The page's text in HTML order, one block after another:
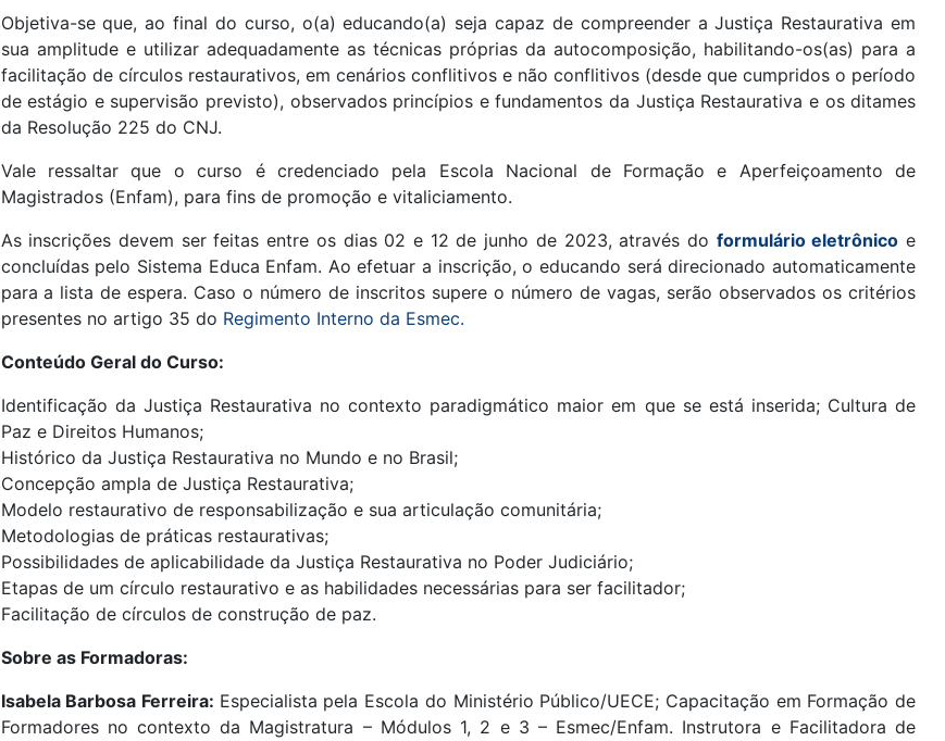
Objetiva-se que, ao final do curso, o(a) educando(a) seja capaz de compreender a Justiça Restaurativa em
sua amplitude e utilizar adequadamente as técnicas próprias da autocomposição, habilitando-os(as) para a
facilitação de círculos restaurativos, em cenários conflitivos e não conflitivos (desde que cumpridos o período
de estágio e supervisão previsto), observados princípios e fundamentos da Justiça Restaurativa e os ditames
da Resolução 225 do CNJ.
Vale ressaltar que o curso é credenciado pela Escola Nacional de Formação e Aperfeiçoamento de
Magistrados (Enfam), para fins de promoção e vitaliciamento.
As inscrições devem ser feitas entre os dias 02 e 12 de junho de 2023,através do formulário eletrônico e
concluídas pelo Sistema Educa Enfam. Ao efetuar a inscrição, o educando será direcionado automaticamente
para a lista de espera. Caso o número de inscritos supere o número de vagas, serão observados os critérios
presentes no artigo 35 do Regimento Interno da Esmec.
Conteúdo Geral do Curso:
Identificação da Justiça Restaurativa no contexto paradigmático maior em que se está inserida; Cultura de
Paz e Direitos Humanos;
Histórico da Justiça Restaurativa no Mundo e no Brasil;
Concepção ampla de Justiça Restaurativa;
Modelo restaurativo de responsabilização e sua articulação comunitária;
Metodologias de práticas restaurativas;
Possibilidades de aplicabilidade da Justiça Restaurativa no Poder Judiciário;
Etapas de um círculo restaurativo e as habilidades necessárias para ser facilitador;
Facilitação de círculos de construção de paz.
Sobre as Formadoras:
Isabela Barbosa Ferreira: Especialista pela Escola do Ministério Público/UECE; Capacitação em Formação de
Formadores no contexto da Magistratura – Módulos 1, 2 e 3 – Esmec/Enfam. Instrutora e Facilitadora de